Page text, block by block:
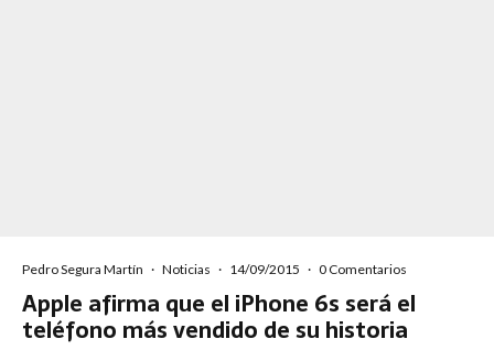
Pedro Segura Martín · Noticias · 14/09/2015 · 0 Comentarios
Apple afirma que el iPhone 6s será el
teléfono más vendido de su historia